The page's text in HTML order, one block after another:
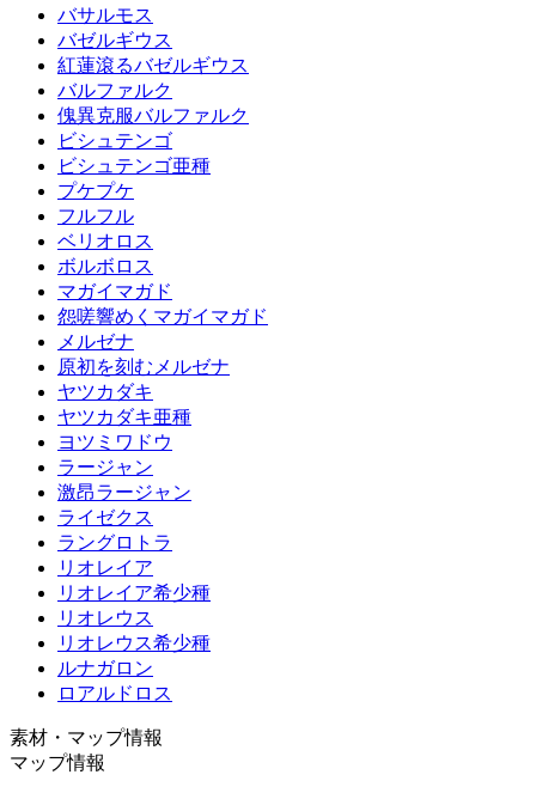
バサルモス
バゼルギウス
紅蓮滾るバゼルギウス
バルファルク
傀異克服バルファルク
ビシュテンゴ
ビシュテンゴ亜種
プケプケ
フルフル
ベリオロス
ボルボロス
マガイマガド
怨嗟響めくマガイマガド
メルゼナ
原初を刻むメルゼナ
ヤツカダキ
ヤツカダキ亜種
ヨツミワドウ
ラージャン
激昂ラージャン
ライゼクス
ラングロトラ
リオレイア
リオレイア希少種
リオレウス
リオレウス希少種
ルナガロン
ロアルドロス
素材・マップ情報
マップ情報